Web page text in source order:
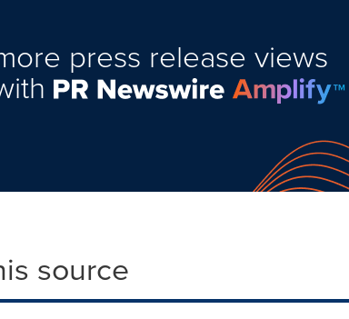
press release views
source